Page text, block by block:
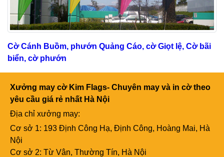
Cờ Cánh Buồm, phướn Quảng Cáo, cờ Giọt lệ, Cờ bãi
biển, cờ phướn
Xưởng may cờ Kim Flags- Chuyên may và in cờ theo
yêu cầu giá rẻ nhất Hà Nội
Địa chỉ xưởng may:
Cơ sở 1: 193 Định Công Hạ, Định Công, Hoàng Mai, Hà
Nội
Cơ sở 2: Từ Vân, Thường Tín, Hà Nội